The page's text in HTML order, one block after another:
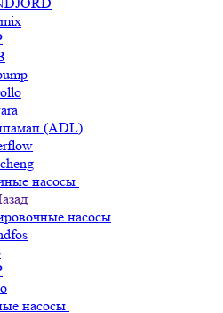
(ADL)
насосы
насосы
насосы